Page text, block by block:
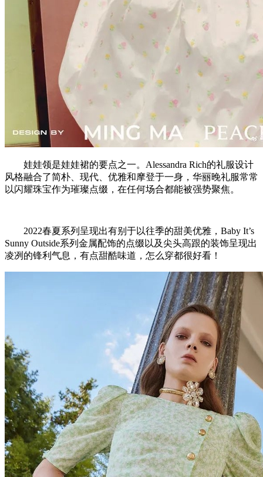
娃娃领是娃娃裙的要点之一。Alessandra Rich的礼服设计
风格融合了简朴、现代、优雅和摩登于一身，华丽晚礼服常常
以闪耀珠宝作为璀璨点缀，在任何场合都能被强势聚焦。
2022春夏系列呈现出有别于以往季的甜美优雅，Baby It’s
Sunny Outside系列金属配饰的点缀以及尖头高跟的装饰呈现出
凌冽的锋利气息，有点甜酷味道，怎么穿都很好看！